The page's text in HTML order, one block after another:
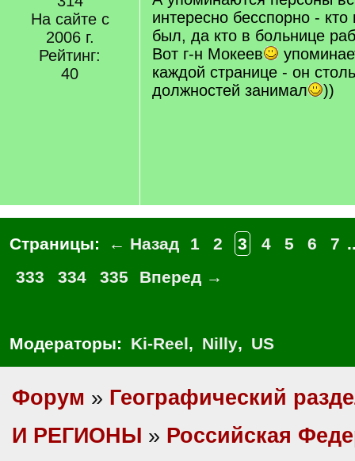
На сайте с
2006 г.
Рейтинг:
40
интересно бесспорно -
был, да кто в больнице
Вот г-н Мокеев
каждой странице - он
должностей занимал
))
Страницы: ← Назад 1 2 3 4 5 6 7
333
334 335 Вперед →
Модераторы: Ki-Reel, Nilly, US
Форум » Географический
И РЕГИОНЫ » Российская